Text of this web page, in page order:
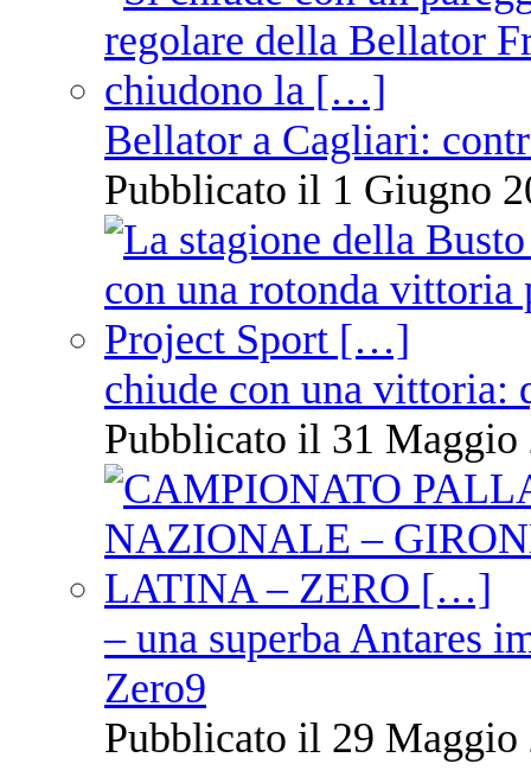
Bellator a Cagliari:
Pubblicato il 1 Giugno
chiude con una vittoria:
Pubblicato il 31 Maggio
– una superba Antares
Zero9
Pubblicato il 29 Maggio